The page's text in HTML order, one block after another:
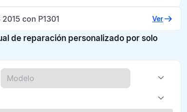
2015 con P1301 Ver
de reparación personalizado por solo